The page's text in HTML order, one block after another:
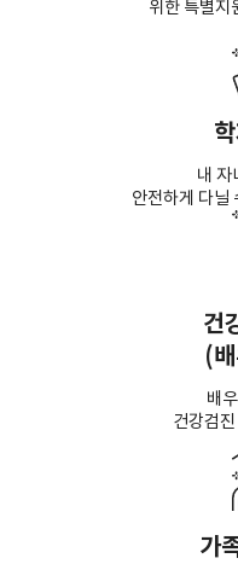
위한 특별지
내 자
안전하게 다닐
건
(
배
건강검
가